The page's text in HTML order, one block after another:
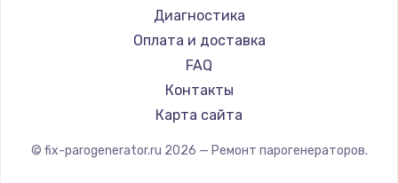
Vivitek
RED solution
Диагностика
Оплата и доставка
FAQ
Контакты
Карта сайта
© fix-parogenerator.ru 2026 — Ремонт парогенераторов.